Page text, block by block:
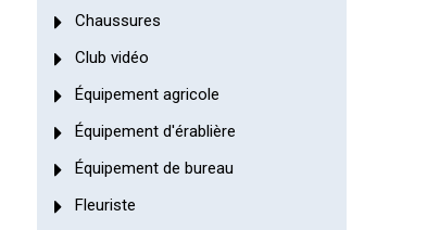
Chaussures
Club vidéo
Équipement agricole
Équipement d'érablière
Équipement de bureau
Fleuriste